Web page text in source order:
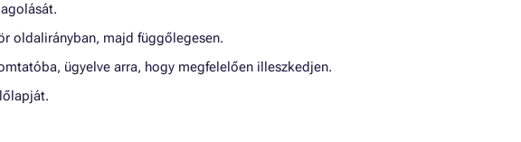
oldalirányban, majd függőlegesen.
ügyelve arra, hogy megfelelően illeszkedjen.